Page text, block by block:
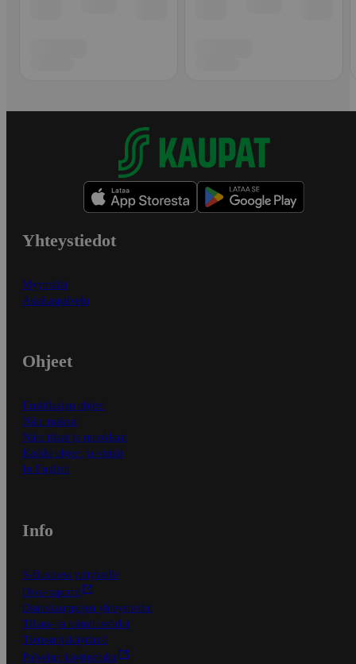
Yhteystiedot
Myymälät
Asiakaspalvelu
Ohjeet
Ensitilaajan ohjeet
Näin maksat
Näin tilaat ja muokkaat
Kaikki ohjeet ja vinkit
In English
Info
S-Business yrityksille
Oiva-raportit
Osuuskauppojen yhteystiedot
Tilaus- ja toimitusehdot
Tietosuojakäytäntö
Palvelun käyttöehdot